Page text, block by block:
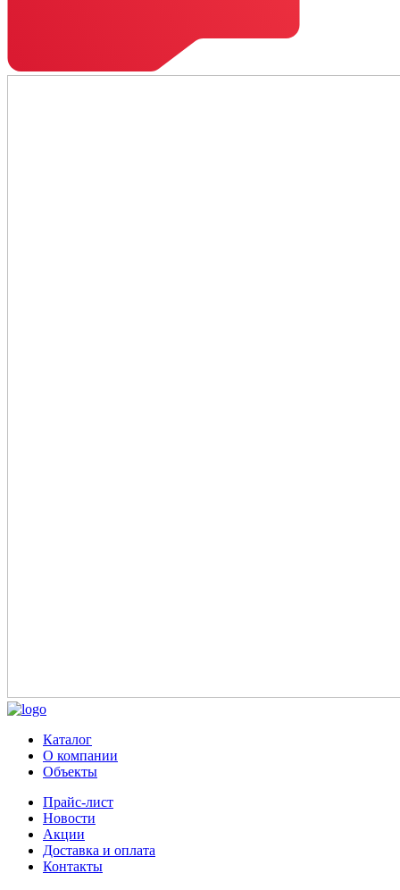
Каталог
О компании
Объекты
Прайс-лист
Новости
Акции
Доставка и оплата
Контакты